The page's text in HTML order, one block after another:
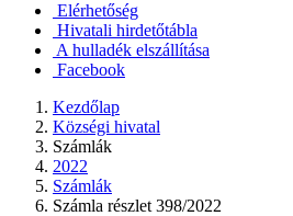
Elérhetőség
Hivatali hirdetőtábla
A hulladék elszállítása
Facebook
Kezdőlap
Községi hivatal
Számlák
2022
Számlák
Számla részlet 398/2022